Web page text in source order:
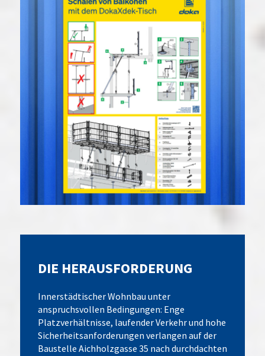
DIE HERAUSFORDERUNG
Innerstädtischer Wohnbau unter
anspruchsvollen Bedingungen: Enge
Platzverhältnisse, laufender Verkehr und hohe
Sicherheitsanforderungen verlangen auf der
Baustelle Aichholzgasse 35 nach durchdachten